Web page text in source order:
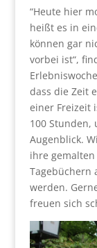
“Heute hier
heißt es in
können gar
vorbei ist“,
dass die Zeit
einer Freizeit
100 Stunden,
Augenblick.
ihre
Tagebüchern
werden.
freuen sich